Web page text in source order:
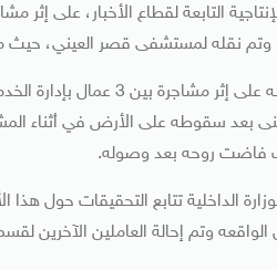
التابعة لقطاع الأخبار، على
وتم نقله لمستشفى قصر العيني، حيث
وصرح مصدر بقطاع الأخبار
بعد سقوطه على الأرض في أثناء
فاضت روحه بعد وصوله.
الداخلية تتابع التحقيقات حول
الواقعه وتم إحالة العاملين الآخرين